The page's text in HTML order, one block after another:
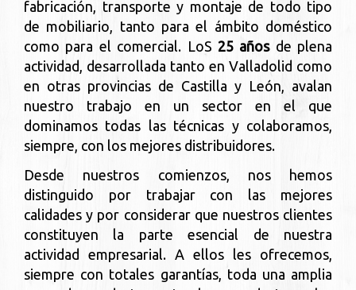
fabricación, transporte y montaje de todo tipo
de mobiliario, tanto para el ámbito doméstico
como para el comercial. LoS 25 añosde plena
actividad, desarrollada tanto en Valladolid como
en otras provincias de Castilla y León, avalan
nuestro trabajo en un sector en el que
dominamos todas las técnicas y colaboramos,
siempre, con los mejores distribuidores.
Desde nuestros comienzos, nos hemos
distinguido por trabajar con las mejores
calidades y por considerar que nuestros clientes
constituyen la parte esencial de nuestra
actividad empresarial. A ellos les ofrecemos,
siempre con totales garantías, toda una amplia